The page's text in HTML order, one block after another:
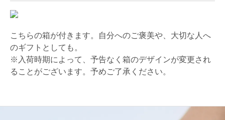
こちらの箱が付きます。自分へのご褒美や、大切な人へ
のギフトとしても。
※入荷時期によって、予告なく箱のデザインが変更され
ることがございます。予めご了承ください。